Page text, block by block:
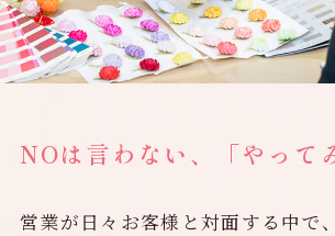
NOは言わない、「やって
営業が日々お客様と対面する中で